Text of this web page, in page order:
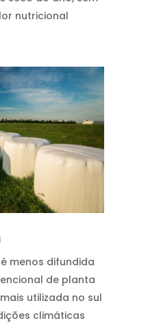
nutricional
menos difundida
de planta
utilizada no sul
climáticas